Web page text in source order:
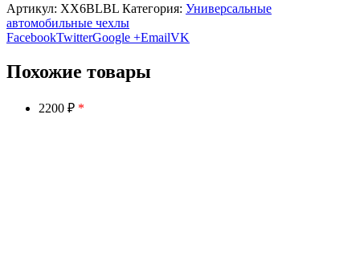
Артикул: XX6BLBL Категория: Универсальные
автомобильные чехлы
FacebookTwitterGoogle +EmailVK
Похожие товары
2200 ₽ *